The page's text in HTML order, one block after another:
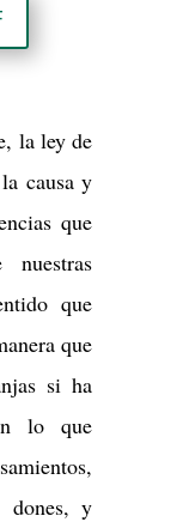
la ley de
causa y
que
nuestras
que
que
si ha
lo que
dones, y